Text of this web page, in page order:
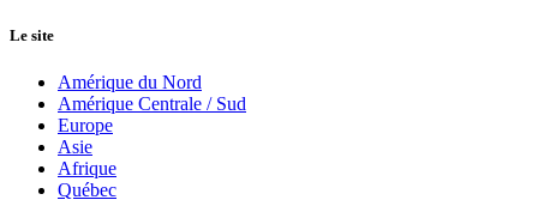
Le site
Amérique du Nord
Amérique Centrale / Sud
Europe
Asie
Afrique
Québec